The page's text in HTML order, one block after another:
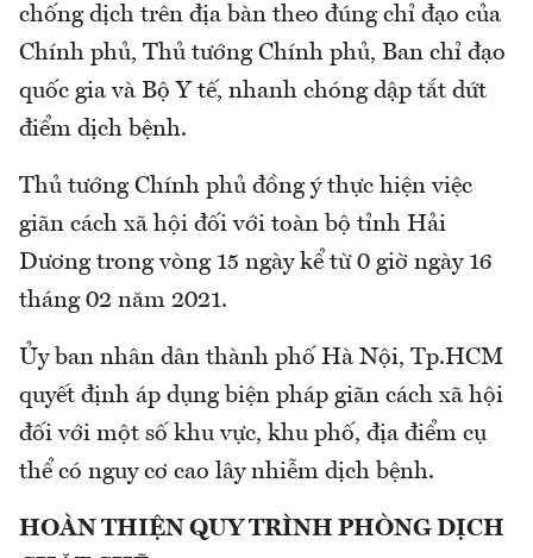
chống dịch trên địa bàn theo đúng chỉ đạo của
Chính phủ, Thủ tướng Chính phủ, Ban chỉ đạo
quốc gia và Bộ Y tế, nhanh chóng dập tắt dứt
điểm dịch bệnh.
Thủ tướng Chính phủ đồng ý thực hiện việc
giãn cách xã hội đối với toàn bộ tỉnh Hải
Dương trong vòng 15 ngày kể từ 0 giờ ngày 16
tháng 02 năm 2021.
Ủy ban nhân dân thành phố Hà Nội, Tp.HCM
quyết định áp dụng biện pháp giãn cách xã hội
đối với một số khu vực, khu phố, địa điểm cụ
thể có nguy cơ cao lây nhiễm dịch bệnh.
HOÀN THIỆN QUY TRÌNH PHÒNG DỊCH